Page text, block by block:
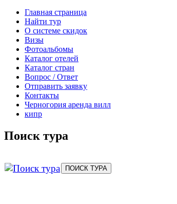
Главная страница
Найти тур
О системе скидок
Визы
Фотоальбомы
Каталог отелей
Каталог стран
Вопрос / Ответ
Отправить заявку
Контакты
Черногория аренда вилл
кипр
Поиск тура